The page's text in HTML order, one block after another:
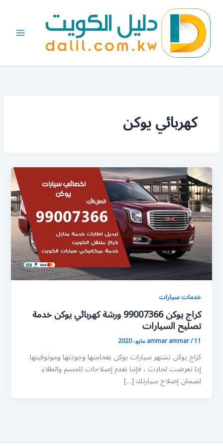
المحتوى
كهربائي يوكن
خدمات سيارات
كراج يوكن 99007366 ورشة كهربائي يوكن خدمة
تصليح السيارات
ammar ammar/11 مايو، 2020
كراج يوكن تشتهر سيارات يوكن بفخامتها وجودتها وموثوقيتها.
إذا تعرضت لحادث ، فإننا نقدم إصلاحات للجسم والطلاء
لضمان إصلاح سيارتك […]